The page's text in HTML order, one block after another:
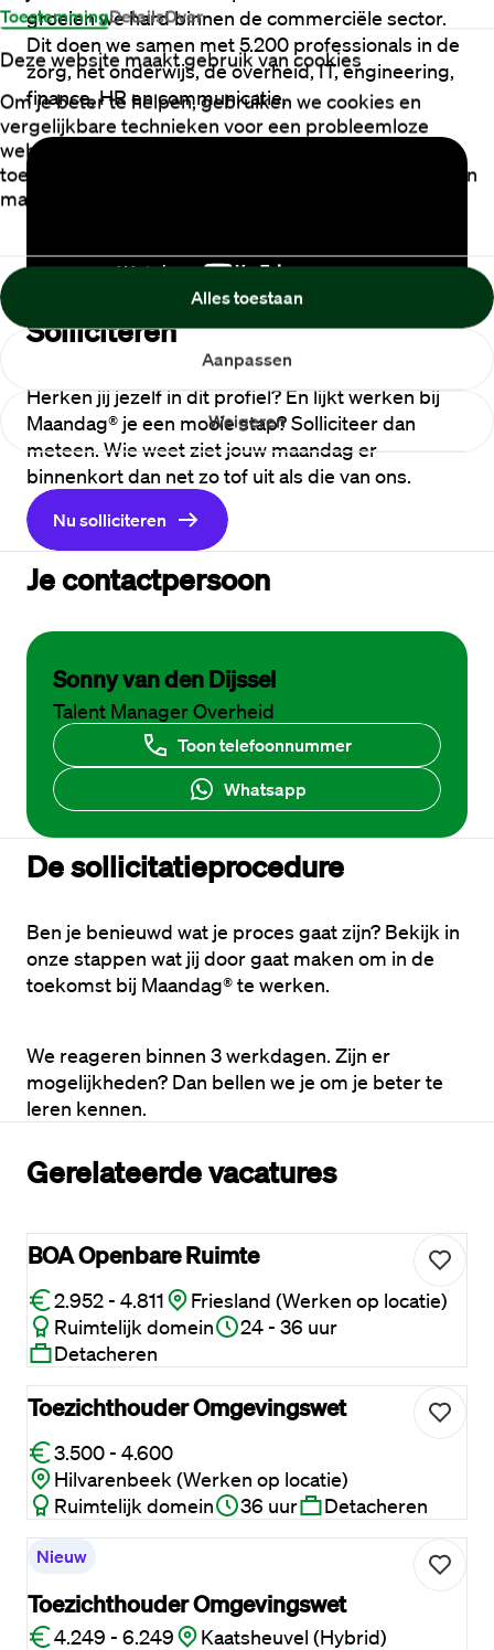
ToestemmingDetailsOver
Deze website maakt gebruik van cookies
Om je beter te helpen, gebruiken we cookies en
vergelijkbare technieken voor een probleemloze
website-ervaring. We willen ook graag jouw
toestemming voor het verbeteren van advertenties en
marketingresultaten.
Weigeren
Aanpassen
Alles toestaan
groeien we hard binnen de commerciële sector.
Dit doen we samen met 5.200 professionals in de
zorg, het onderwijs, de overheid, IT, engineering,
finance, HR en communicatie.
Solliciteren
Herken jij jezelf in dit profiel? En lijkt werken bij
Maandag® je een mooie stap? Solliciteer dan
meteen. Wie weet ziet jouw maandag er
binnenkort dan net zo tof uit als die van ons.
Nu solliciteren
Je contactpersoon
Sonny van den Dijssel
Talent Manager Overheid
Toon telefoonnummer
Whatsapp
De sollicitatieprocedure
Ben je benieuwd wat je proces gaat zijn? Bekijk in
onze stappen wat jij door gaat maken om in de
toekomst bij Maandag® te werken.
We reageren binnen 3 werkdagen. Zijn er
mogelijkheden? Dan bellen we je om je beter te
leren kennen.
Gerelateerde vacatures
BOA Openbare Ruimte
2.952 - 4.811
Friesland (Werken op locatie)
Ruimtelijk domein
24 - 36 uur
Detacheren
Toezichthouder Omgevingswet
3.500 - 4.600
Hilvarenbeek (Werken op locatie)
Ruimtelijk domein
36 uur Detacheren
Nieuw
Toezichthouder Omgevingswet
4.249 - 6.249
Kaatsheuvel (Hybrid)